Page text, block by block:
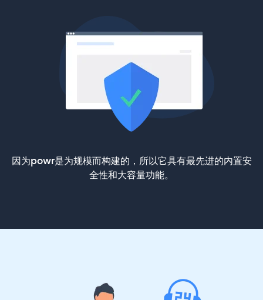
因为powr是为规模而构建的，所以它具有最先进的内置安
全性和大容量功能。